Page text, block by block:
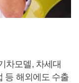
차모델, 차세대
등 해외에도 수출